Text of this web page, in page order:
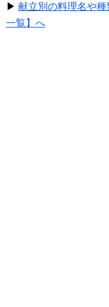
▶ 献立別の料理名や
一覧】へ